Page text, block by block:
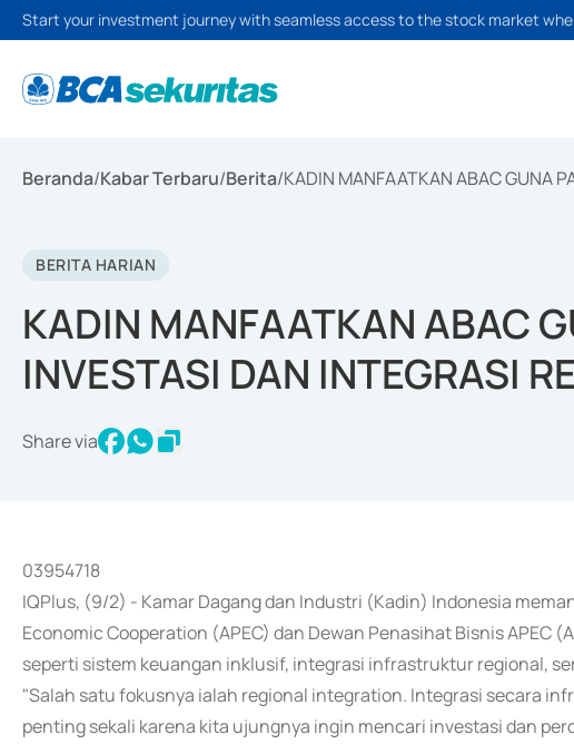
Start your investment journey with seamless access to the stock market
Beranda/Kabar Terbaru/Berita/KADIN MANFAATKAN ABAC GUNA
BERITA HARIAN
KADIN MANFAATKAN ABAC
INVESTASI DAN INTEGRASI
Share via
03954718
IQPlus, (9/2) - Kamar Dagang dan Industri (Kadin) Indonesia
Economic Cooperation (APEC) dan Dewan Penasihat Bisnis APEC
seperti sistem keuangan inklusif, integrasi infrastruktur regional,
"Salah satu fokusnya ialah regional integration. Integrasi secara
penting sekali karena kita ujungnya ingin mencari investasi dan